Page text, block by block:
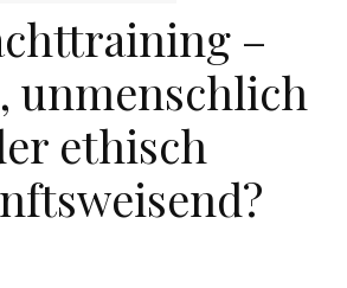
–
unmenschlich
ethisch